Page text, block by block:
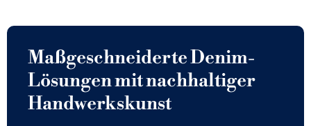
Maßgeschneiderte Denim-
Lösungen mit nachhaltiger
Handwerkskunst